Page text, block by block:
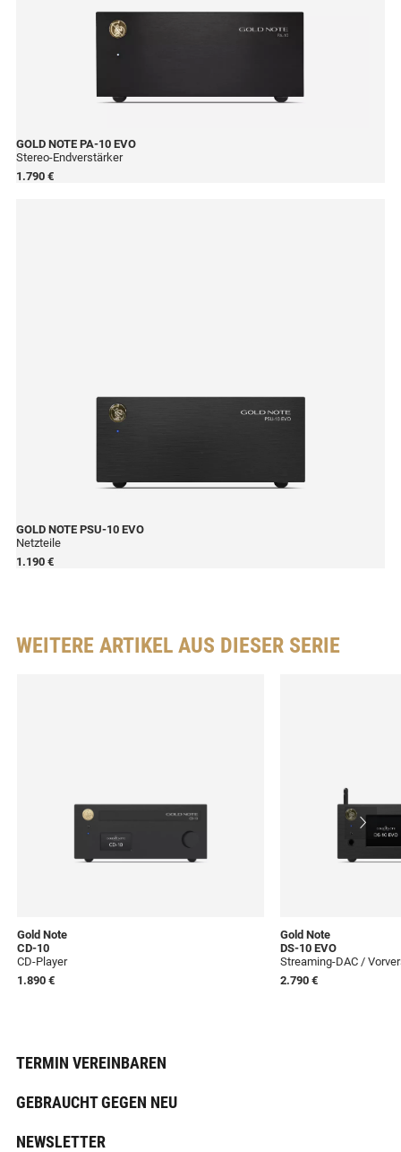
GOLD NOTE PA-10 EVO
Stereo-Endverstärker
1.790 €
GOLD NOTE PSU-10 EVO
Netzteile
1.190 €
WEITERE ARTIKEL AUS DIESER SERIE
Gold Note
CD-10
CD-Player
1.890 €
Gold Note
DS-10 EVO
Streaming-DAC /
2.790 €
TERMIN VEREINBAREN
GEBRAUCHT GEGEN NEU
NEWSLETTER